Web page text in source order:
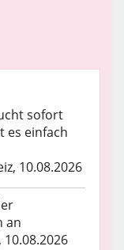
sofort
es einfach
10.08.2026
an